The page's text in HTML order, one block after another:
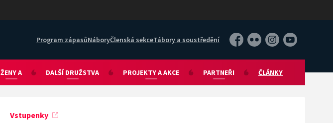
Program zápasůNáboryČlenská sekceTábory a soustředění Facebook
Flickr Instagram
YouTube
ŽENY A DALŠÍ DRUŽSTVA PROJEKTY A AKCE PARTNEŘI ČLÁNKY
Vstupenky